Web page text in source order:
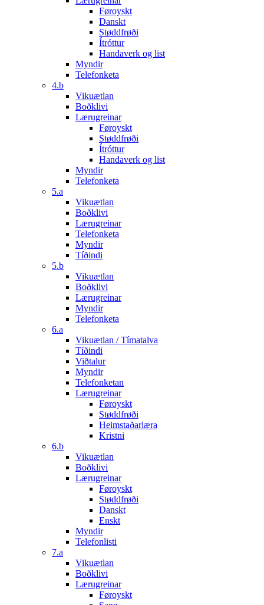
Føroyskt
Danskt
Støddfrøði
Ítróttur
Handaverk og list
Myndir
Telefonketa
4.b
Vikuætlan
Boðklivi
Lærugreinar
Føroyskt
Støddfrøði
Ítróttur
Handaverk og list
Myndir
Telefonketa
5.a
Vikuætlan
Boðklivi
Lærugreinar
Telefonketa
Myndir
Tíðindi
5.b
Vikuætlan
Boðklivi
Lærugreinar
Myndir
Telefonketa
6.a
Vikuætlan / Tímatalva
Tíðindi
Viðtalur
Myndir
Telefonketan
Lærugreinar
Føroyskt
Støddfrøði
Heimstaðarlæra
Kristni
6.b
Vikuætlan
Boðklivi
Lærugreinar
Føroyskt
Støddfrøði
Danskt
Enskt
Myndir
Telefonlisti
7.a
Vikuætlan
Boðklivi
Lærugreinar
Føroyskt